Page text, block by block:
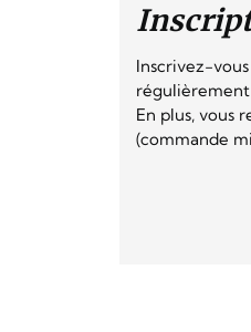
Inscrivez-
régulièrement
En plus, vous
(commande